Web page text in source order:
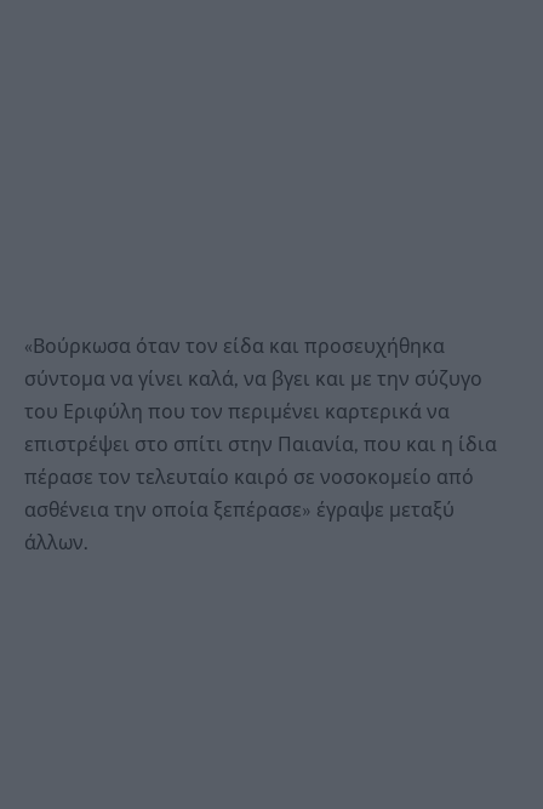
«Βούρκωσα όταν τον είδα και προσευχήθηκα
σύντομα να γίνει καλά, να βγει και με την σύζυγο
του Εριφύλη που τον περιμένει καρτερικά να
επιστρέψει στο σπίτι στην Παιανία, που και η ίδια
πέρασε τον τελευταίο καιρό σε νοσοκομείο από
ασθένεια την οποία ξεπέρασε» έγραψε μεταξύ
άλλων.